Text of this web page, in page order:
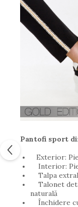
Pantofi sport
Exterior:
Interior:
Talpa
Talonet
naturală
Închidere